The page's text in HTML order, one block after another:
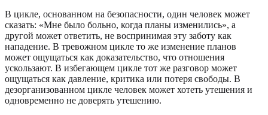
В цикле, основанном на безопасности, один человек может
сказать: «Мне было больно, когда планы изменились», а
другой может ответить, не воспринимая эту заботу как
нападение. В тревожном цикле то же изменение планов
может ощущаться как доказательство, что отношения
ускользают. В избегающем цикле тот же разговор может
ощущаться как давление, критика или потеря свободы. В
дезорганизованном цикле человек может хотеть утешения и
одновременно не доверять утешению.